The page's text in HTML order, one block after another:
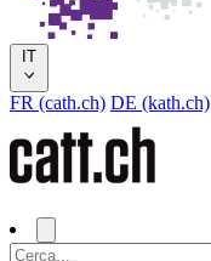
IT
FR (cath.ch) DE (kath.ch)